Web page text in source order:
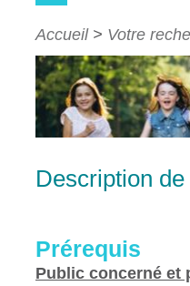
Accueil> Votre
Description
Prérequis
Public concerné et